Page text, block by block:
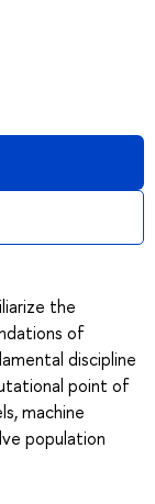
the
of
discipline
point of
machine
population